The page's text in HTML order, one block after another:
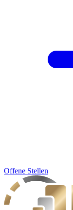
Offene Stellen